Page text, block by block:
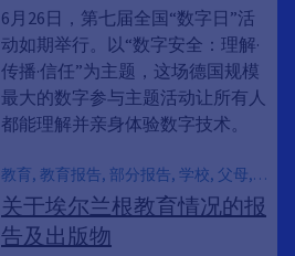
6月26日，第七届全国“数字日”活
动如期举行。以“数字安全：理解·
传播·信任”为主题，这场德国规模
最大的数字参与主题活动让所有人
都能理解并亲身体验数字技术。
教育, 教育报告, 部分报告, 学校, 父母,
小学生, 儿童, 青少年, 成年人, 老年人,
成人教育, 性别平等, 机会均等, 融合教
育, 含, 家庭教育, 过渡, 多样性, 幼儿教
关于埃尔兰根教育情况的报
告及出版物